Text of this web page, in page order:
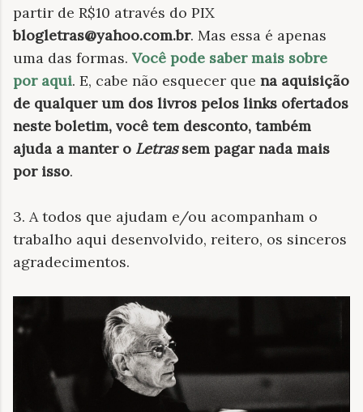
partir de R$10 através do PIX
blogletras@yahoo.com.br. Mas essa é apenas
uma das formas. Você pode saber mais sobre
por aqui. E, cabe não esquecer que na aquisição
de qualquer um dos livros pelos links ofertados
neste boletim, você tem desconto, também
ajuda a manter o Letrassem pagar nada mais
por isso.
3. A todos que ajudam e/ou acompanham o
trabalho aqui desenvolvido, reitero, os sinceros
agradecimentos.